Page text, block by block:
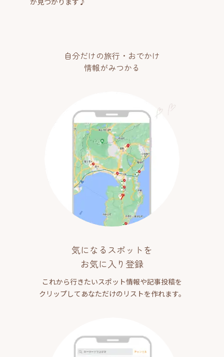
自分だけの旅行・おでかけ
情報がみつかる
気になるスポットを
お気に入り登録
これから行きたいスポット情報や記事投稿を
クリップしてあなただけのリストを作れます。